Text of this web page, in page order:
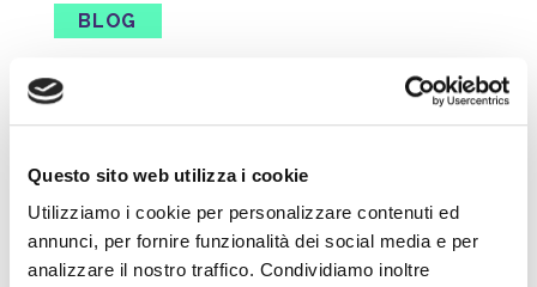
Questo sito web utilizza i cookie
Utilizziamo i cookie per personalizzare contenuti ed
annunci, per fornire funzionalità dei social media e per
analizzare il nostro traffico. Condividiamo inoltre
BLOG
Il vantaggio è sempre
stato dentro l’azienda.
10/07/2026
[divider align="center" width="1800px"
height="2px" color="rgb(87, 255, 185)"] Dopo due
decenni di software uguali per tutti, gli AI agent
riportano al centro ciò che rende unica ogni